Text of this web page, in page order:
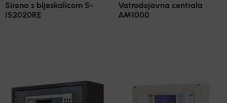
Sirena s bljeskalicom S-
IS2020RE
Vatrodojavna centrala
AM1000